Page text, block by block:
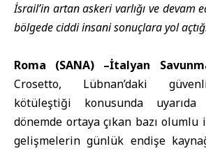
İsrail’in artan askeri varlığı ve devam
bölgede ciddi insani sonuçlara yol
Roma (SANA) –İtalyan
Crosetto, Lübnan’daki
kötüleştiği konusunda
dönemde ortaya çıkan bazı
gelişmelerin günlük endişe